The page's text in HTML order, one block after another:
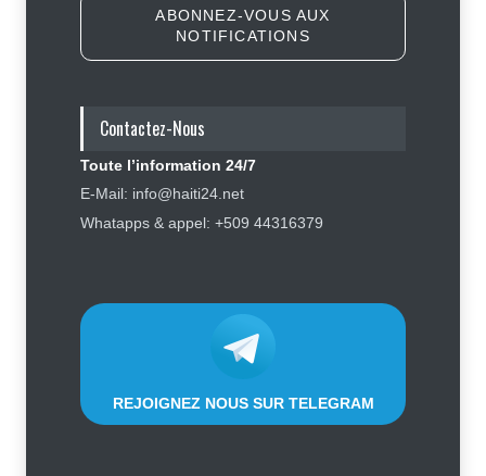
Symbole d’échec politique, Youri
Affaire Jovenel Moïse : peur
d’affronter la justice, Jean Monard
ABONNEZ-VOUS AUX
NOTIFICATIONS
Contactez-Nous
Toute l’information 24/7
E-Mail: info@haiti24.net
Whatapps & appel: +509 44316379
REJOIGNEZ NOUS SUR TELEGRAM